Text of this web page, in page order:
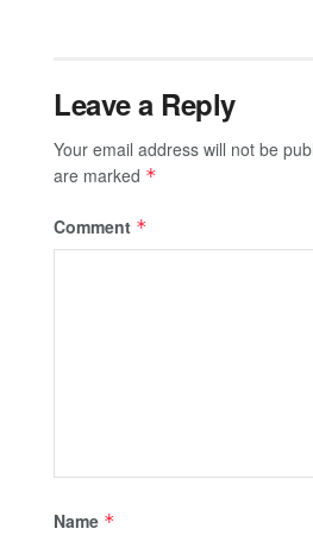
Leave a Reply
Your email address will not be
are marked *
Comment *
Name *